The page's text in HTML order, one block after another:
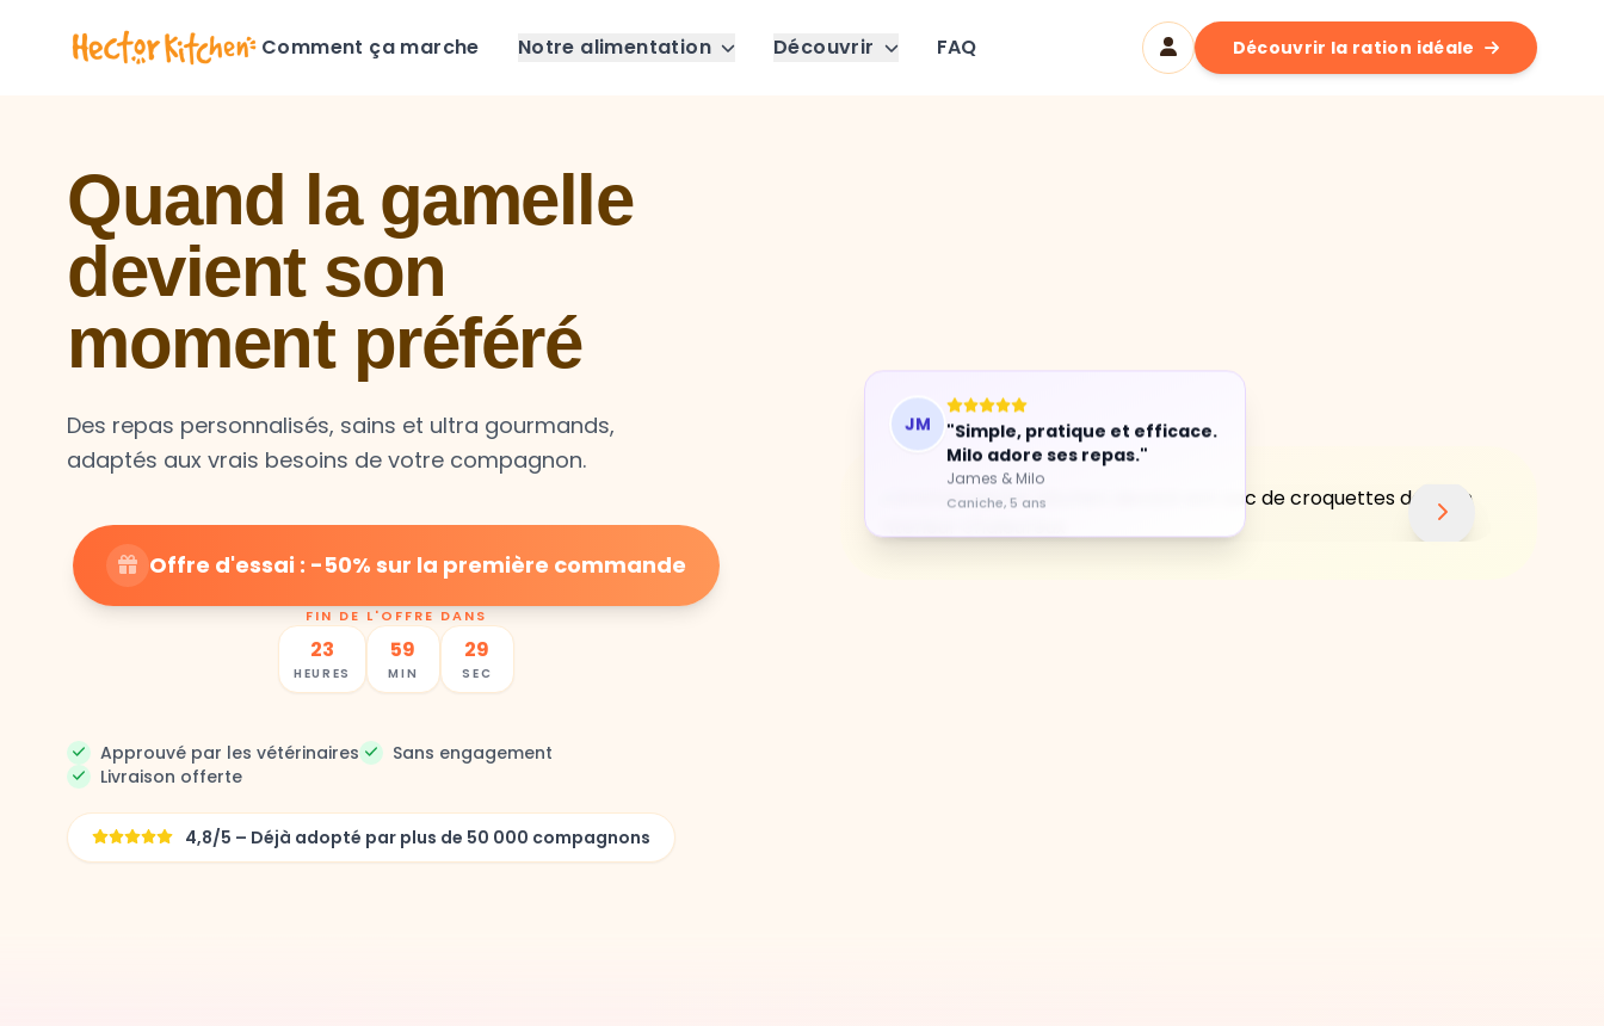
Comment ça marche Notre alimentation Découvrir FAQ Découvrir la ration idéale
Quand la gamelle
devient son
moment préféré
Des repas personnalisés, sains et ultra gourmands,
adaptés aux vrais besoins de votre compagnon.
Offre d'essai : -50% sur la première commande
FIN DE L'OFFRE DANS
23
HEURES
59
MIN
27
SEC
Approuvé par les vétérinaires
Sans engagement
Livraison offerte
4,8/5 – Déjà adopté par plus de 50 000 compagnons
"Simple, pratique et efficace.
Milo adore ses repas."
James & Milo
Caniche, 5 ans